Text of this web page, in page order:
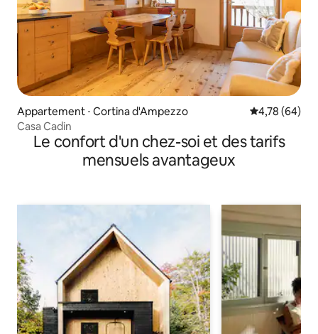
Appartement ⋅ Cortina d'Ampezzo Évaluation
4,78 (64)
Casa Cadin
Le confort d'un chez-soi et des tarifs
mensuels avantageux